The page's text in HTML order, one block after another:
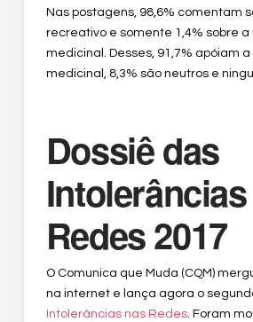
Nas postagens, 98,6% comentam
recreativo e somente 1,4% sobre a
medicinal. Desses, 91,7% apóiam
medicinal, 8,3% são neutros e
Dossiê das
Redes 2017
O Comunica que Muda (CQM)
na internet e lança agora o
Intolerâncias nas Redes. Foram